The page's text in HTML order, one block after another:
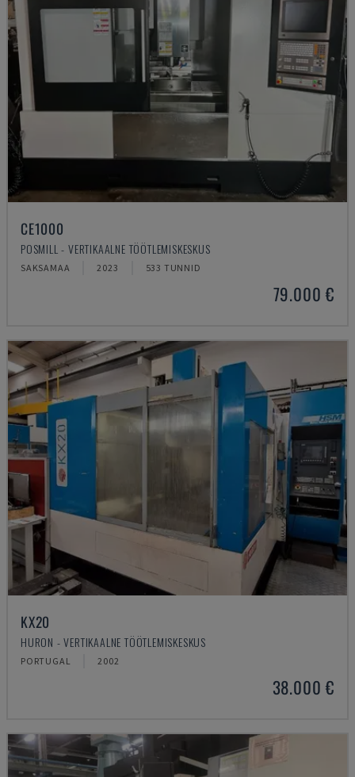
CE1000
POSMILL - VERTIKAALNE TÖÖTLEMISKESKUS
SAKSAMAA 2023 533 TUNNID
79.000 €
KX20
HURON - VERTIKAALNE TÖÖTLEMISKESKUS
PORTUGAL 2002
38.000 €